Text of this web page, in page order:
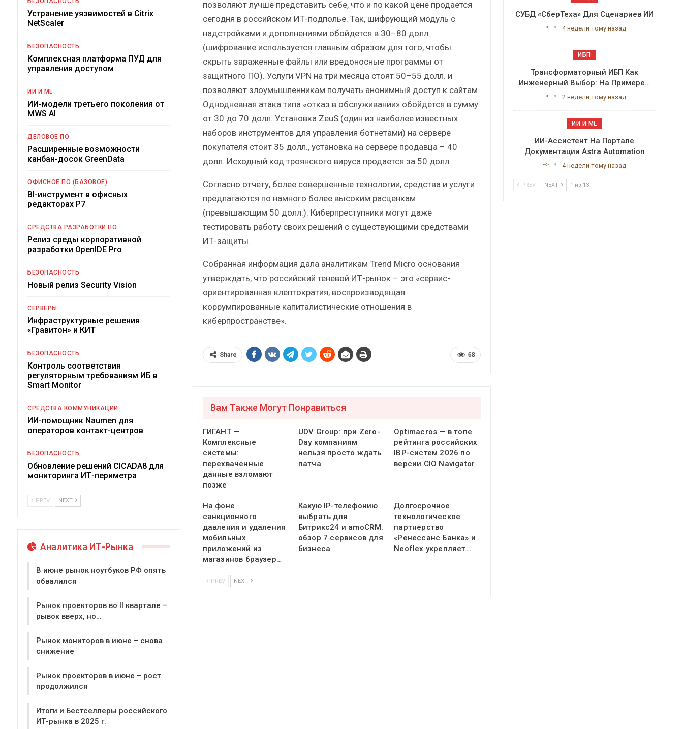
позволяют лучше представить себе, что и по какой цене продается
сегодня в российском ИТ-подполье. Так, шифрующий модуль с
надстройками и дополнениями обойдется в 30–80 долл.
(шифрование используется главным образом для того, чтобы
скрыть зараженные файлы или вредоносные программы от
защитного ПО). Услуги VPN на три месяца стоят 50–55 долл. и
позволяют злоумышленникам получать анонимный доступ к сайтам.
Однодневная атака типа «отказ в обслуживании» обойдется в сумму
от 30 до 70 долл. Установка ZeuS (один из наиболее известных
наборов инструментов для управления ботнетами) на сервере
покупателя стоит 35 долл., установка на сервере продавца – 40
долл. Исходный код троянского вируса продается за 50 долл.
Согласно отчету, более совершенные технологии, средства и услуги
предлагаются по намного более высоким расценкам
(превышающим 50 долл.). Киберпреступники могут даже
тестировать работу своих решений с существующими средствами
ИТ-защиты.
Собранная информация дала аналитикам Trend Micro основания
утверждать, что российский теневой ИТ-рынок – это «сервис-
ориентированная клептократия, воспроизводящая
коррумпированные капиталистические отношения в
киберпространстве».
68
Share
Вам Также Могут Понравиться
ГИГАНТ —
Комплексные
системы:
перехваченные
данные взломают
позже
UDV Group: при Zero-
Day компаниям
нельзя просто ждать
патча
Optimacros — в топе
рейтинга российских
IBP-систем 2026 по
версии CIO Navigator
На фоне
санкционного
давления и удаления
мобильных
приложений из
магазинов браузер…
Какую IP-телефонию
выбрать для
Битрикс24 и amoCRM:
обзор 7 сервисов для
бизнеса
Долгосрочное
технологическое
партнерство
«Ренессанс Банка» и
Neoflex укрепляет…
PREV NEXT
Устранение уязвимостей в Citrix
NetScaler
БЕЗОПАСНОСТЬ
Комплексная платформа ПУД для
управления доступом
ИИ И ML
ИИ-модели третьего поколения от
MWS AI
ДЕЛОВОЕ ПО
Расширенные возможности
канбан-досок GreenData
ОФИСНОЕ ПО (БАЗОВОЕ)
BI-инструмент в офисных
редакторах Р7
СРЕДСТВА РАЗРАБОТКИ ПО
Релиз среды корпоративной
разработки OpenIDE Pro
БЕЗОПАСНОСТЬ
Новый релиз Security Vision
СЕРВЕРЫ
Инфраструктурные решения
«Гравитон» и КИТ
БЕЗОПАСНОСТЬ
Контроль соответствия
регуляторным требованиям ИБ в
Smart Monitor
СРЕДСТВА КОММУНИКАЦИИ
ИИ-помощник Naumen для
операторов контакт-центров
БЕЗОПАСНОСТЬ
Обновление решений CICADA8 для
мониторинга ИТ-периметра
PREV NEXT
Аналитика ИТ-Рынка
В июне рынок ноутбуков РФ опять
обвалился
Рынок проекторов во II квартале –
рывок вверх, но…
Рынок мониторов в июне – снова
снижение
Рынок проекторов в июне – рост
продолжился
Итоги и Бестселлеры российского
ИТ-рынка в 2025 г.
СУБД «СберТеха» Для Сценариев ИИ
--> 4 недели тому назад
ИБП
Трансформаторный ИБП Как
Инженерный Выбор: На Примере…
--> 2 недели тому назад
ИИ И ML
ИИ-Ассистент На Портале
Документации Astra Automation
--> 4 недели тому назад
PREV NEXT 1 из 13